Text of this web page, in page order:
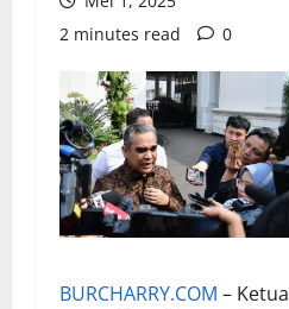
2 minutes read
0
BURCHARRY.COM – Ketua